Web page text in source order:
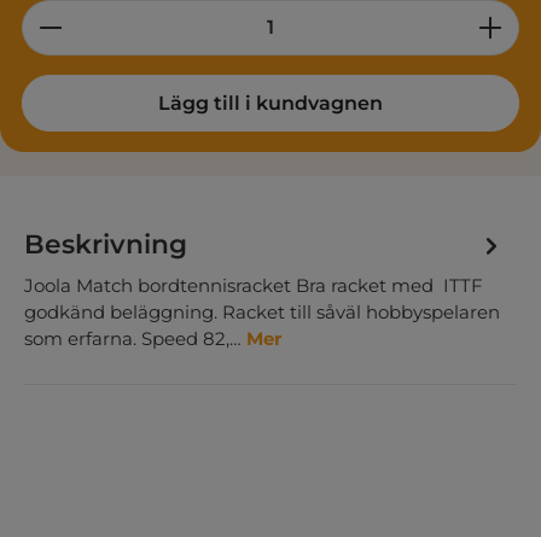
Product Quantity: Enter the desired
Lägg till i kundvagnen
Beskrivning
Joola Match bordtennisracket Bra racket med ITTF
godkänd beläggning. Racket till såväl hobbyspelaren
som erfarna. Speed 82,… Mer